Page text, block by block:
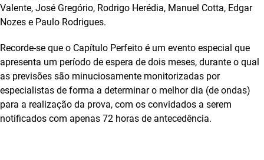
Valente, José Gregório, Rodrigo Herédia, Manuel Cotta, Edgar
Nozes e Paulo Rodrigues.
Recorde-se que o Capítulo Perfeito é um evento especial que
apresenta um período de espera de dois meses, durante o qual
as previsões são minuciosamente monitorizadas por
especialistas de forma a determinar o melhor dia (de ondas)
para a realização da prova, com os convidados a serem
notificados com apenas 72 horas de antecedência.